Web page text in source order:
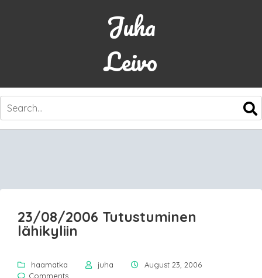
Juha
Leivo
SKIP
CONTENT
23/08/2006 Tutustuminen
lähikyliin
haamatka juha
August 23, 2006
Comments